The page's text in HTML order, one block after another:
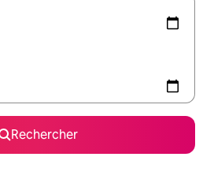
Rechercher